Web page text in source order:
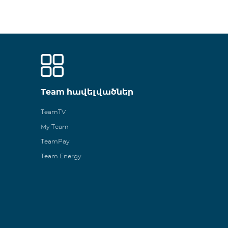
Team հավելվածներ
TeamTV
My Team
TeamPay
Team Energy